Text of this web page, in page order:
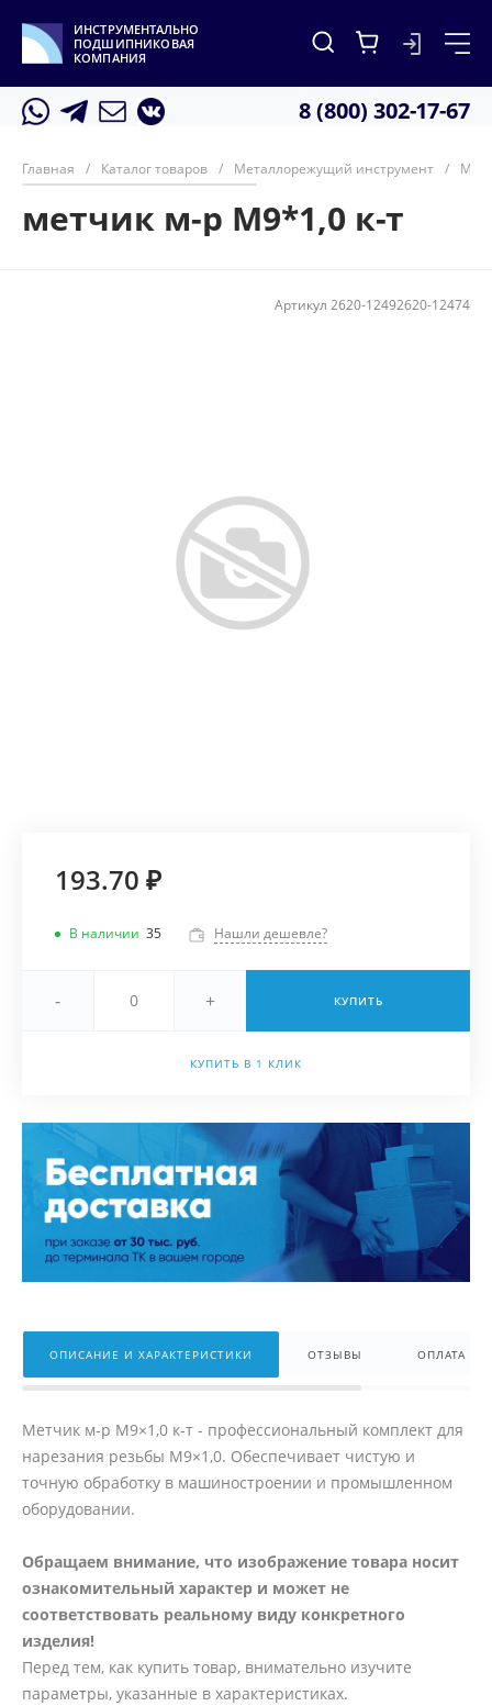
ИНСТРУМЕНТАЛЬНО
ПОДШИПНИКОВАЯ
КОМПАНИЯ
8 (800) 302-17-67
Главная / Каталог товаров / Металлорежущий инструмент /
метчик м-р М9*1,0 к-т
Артикул 2620-12492620-12474
193.70 ₽
В наличии 35 Нашли дешевле?
- + КУПИТЬ
КУПИТЬ В 1 КЛИК
ОПИСАНИЕ И ХАРАКТЕРИСТИКИ ОТЗЫВЫ ОПЛАТА
Метчик м-р М9×1,0 к-т - профессиональный комплект для
нарезания резьбы М9×1,0. Обеспечивает чистую и
точную обработку в машиностроении и промышленном
оборудовании.
Обращаем внимание, что изображение товара носит
ознакомительный характер и может не
соответствовать реальному виду конкретного
изделия!
Перед тем, как купить товар, внимательно изучите
параметры, указанные в характеристиках.